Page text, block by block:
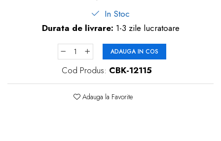
In Stoc
Durata de livrare: 1-3 zile lucratoare
ADAUGA IN COS
Cod Produs: CBK-12115
Adauga la Favorite